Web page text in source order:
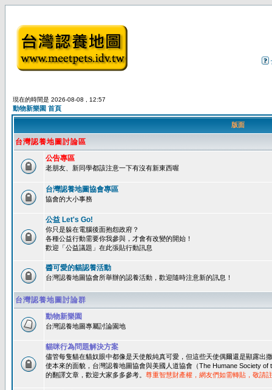
現在的時間是 2026-08-08 , 12:57
動物新樂園 首頁
版面
台灣認養地圖討論區
公告專區
老朋友、新同學都該注意一下有沒有新東西喔
台灣認養地圖協會專區
協會的大小事務
公益 Let's Go!
你只是躲在電腦後面抱怨政府？
各種公益行動需要你我參與，才會有改變的開始！
歡迎「公益議題」在此張貼行動訊息
醬可愛的貓認養活動
台灣認養地圖協會所舉辦的認養活動，歡迎隨時注意新的訊息！
台灣認養地圖討論群
動物新樂園
台灣認養地圖專屬討論園地
貓咪行為問題解決方案
儘管每隻貓在貓奴眼中都像是天使般純真可愛，但這些天使偶爾還是顯露出
使本來的面貌，台灣認養地圖協會與美國人道協會（The Humane Society
的翻譯文章，歡迎大家多多參考。 尊重智慧財產權，網友們如需轉貼，敬請